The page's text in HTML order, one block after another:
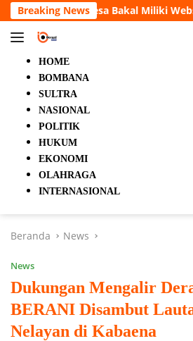
Langsung
ke
konten
Breaking News
Miliki Website dan Tanda Tangan
HOME
BOMBANA
SULTRA
NASIONAL
POLITIK
HUKUM
EKONOMI
OLAHRAGA
INTERNASIONAL
Beranda News
News
Dukungan Mengalir
BERANI Disambut
Nelayan di Kabaena